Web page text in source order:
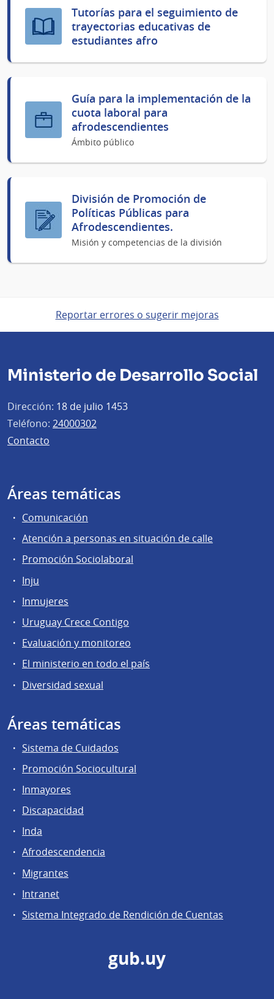
Tutorías para el seguimiento de
trayectorias educativas de
estudiantes afro
Guía para la implementación de la
cuota laboral para
afrodescendientes
Ámbito público
División de Promoción de
Políticas Públicas para
Afrodescendientes.
Misión y competencias de la división
Reportar errores o sugerir mejoras
Ministerio de Desarrollo Social
Dirección: 18 de julio 1453
Teléfono: 24000302
Contacto
Áreas temáticas
Comunicación
Atención a personas en situación de calle
Promoción Sociolaboral
Inju
Inmujeres
Uruguay Crece Contigo
Evaluación y monitoreo
El ministerio en todo el país
Diversidad sexual
Áreas temáticas
Sistema de Cuidados
Promoción Sociocultural
Inmayores
Discapacidad
Inda
Afrodescendencia
Migrantes
Intranet
Sistema Integrado de Rendición de Cuentas
gub.uy